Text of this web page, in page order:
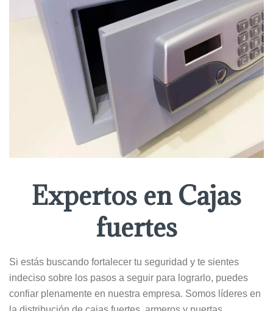
Expertos en Cajas
fuertes
Si estás buscando fortalecer tu seguridad y te sientes
indeciso sobre los pasos a seguir para lograrlo, puedes
confiar plenamente en nuestra empresa. Somos líderes en